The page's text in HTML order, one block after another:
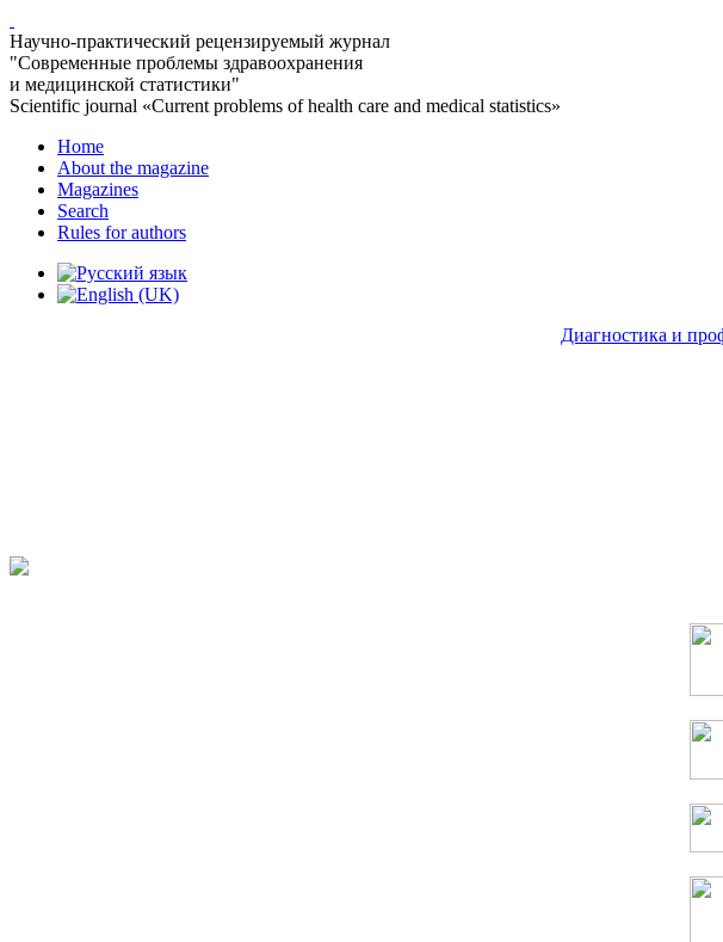
Научно-практический рецензируемый журнал
"Современные проблемы здравоохранения
и медицинской статистики"
Scientific journal «Current problems of health care and medical statistics»
Home
About the magazine
Magazines
Search
Rules for authors
Диагностика и